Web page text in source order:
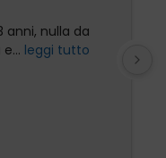
anni, nulla da
e... leggi tutto